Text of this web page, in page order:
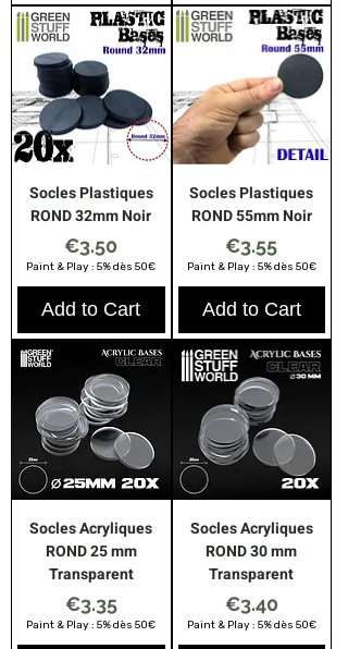
Socles Plastiques
ROND 32mm Noir
Price
€3.50
Paint & Play : 5% dès 50€
Add to Cart
Socles Plastiques
ROND 55mm Noir
Price
€3.55
Paint & Play : 5% dès 50€
Add to Cart
Socles Acryliques
ROND 25 mm
Transparent
Price
€3.35
Paint & Play : 5% dès 50€
Socles Acryliques
ROND 30 mm
Transparent
Price
€3.40
Paint & Play : 5% dès 50€